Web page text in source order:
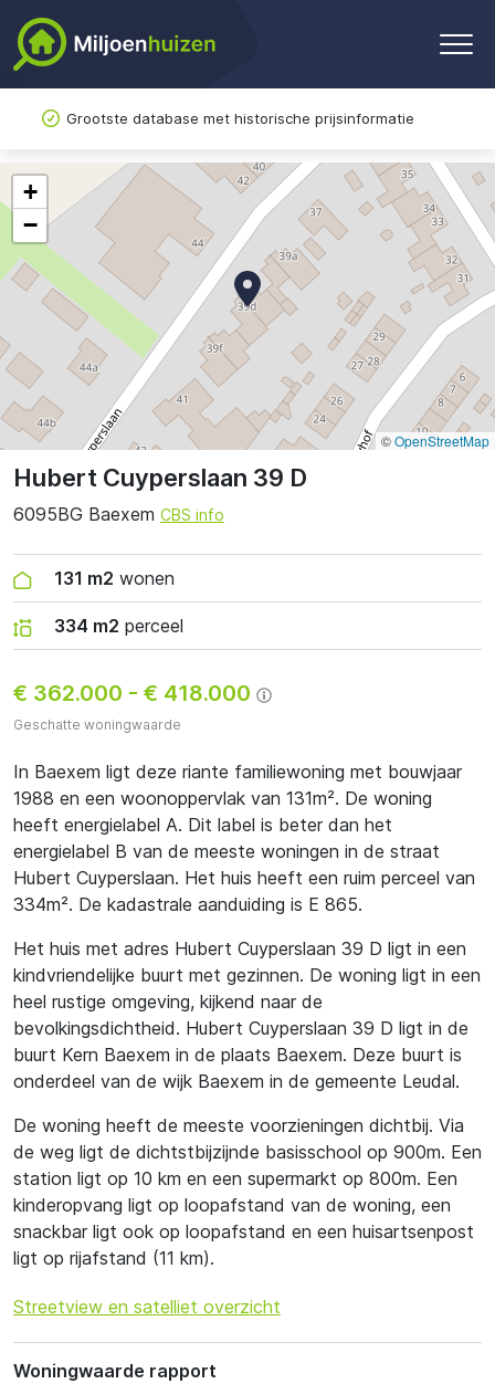
Grootste database met historische prijsinformatie
Hubert Cuyperslaan 39 D
6095BG Baexem CBS info
131 m2 wonen
334 m2 perceel
€ 362.000 - € 418.000
Geschatte woningwaarde
In Baexem ligt deze riante familiewoning met bouwjaar
1988 en een woonoppervlak van 131m². De woning
heeft energielabel A. Dit label is beter dan het
energielabel B van de meeste woningen in de straat
Hubert Cuyperslaan. Het huis heeft een ruim perceel van
334m². De kadastrale aanduiding is E 865.
Het huis met adres Hubert Cuyperslaan 39 D ligt in een
kindvriendelijke buurt met gezinnen. De woning ligt in een
heel rustige omgeving, kijkend naar de
bevolkingsdichtheid. Hubert Cuyperslaan 39 D ligt in de
buurt Kern Baexem in de plaats Baexem. Deze buurt is
onderdeel van de wijk Baexem in de gemeente Leudal.
De woning heeft de meeste voorzieningen dichtbij. Via
de weg ligt de dichtstbijzijnde basisschool op 900m. Een
station ligt op 10 km en een supermarkt op 800m. Een
kinderopvang ligt op loopafstand van de woning, een
snackbar ligt ook op loopafstand en een huisartsenpost
ligt op rijafstand (11 km).
Streetview en satelliet overzicht
Woningwaarde rapport
+
−
©OpenStreetMap